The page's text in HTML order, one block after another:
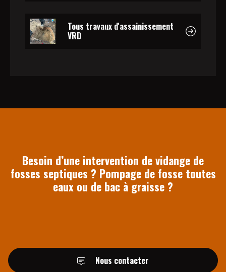
Tous travaux d'assainissement
VRD
Besoin d’une intervention de vidange de
fosses septiques ? Pompage de fosse toutes
eaux ou de bac à graisse ?
Nous contacter